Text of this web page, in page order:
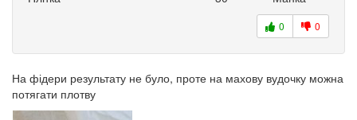
0 0
На фідери результату не було, проте на махову вудочку можна
потягати плотву